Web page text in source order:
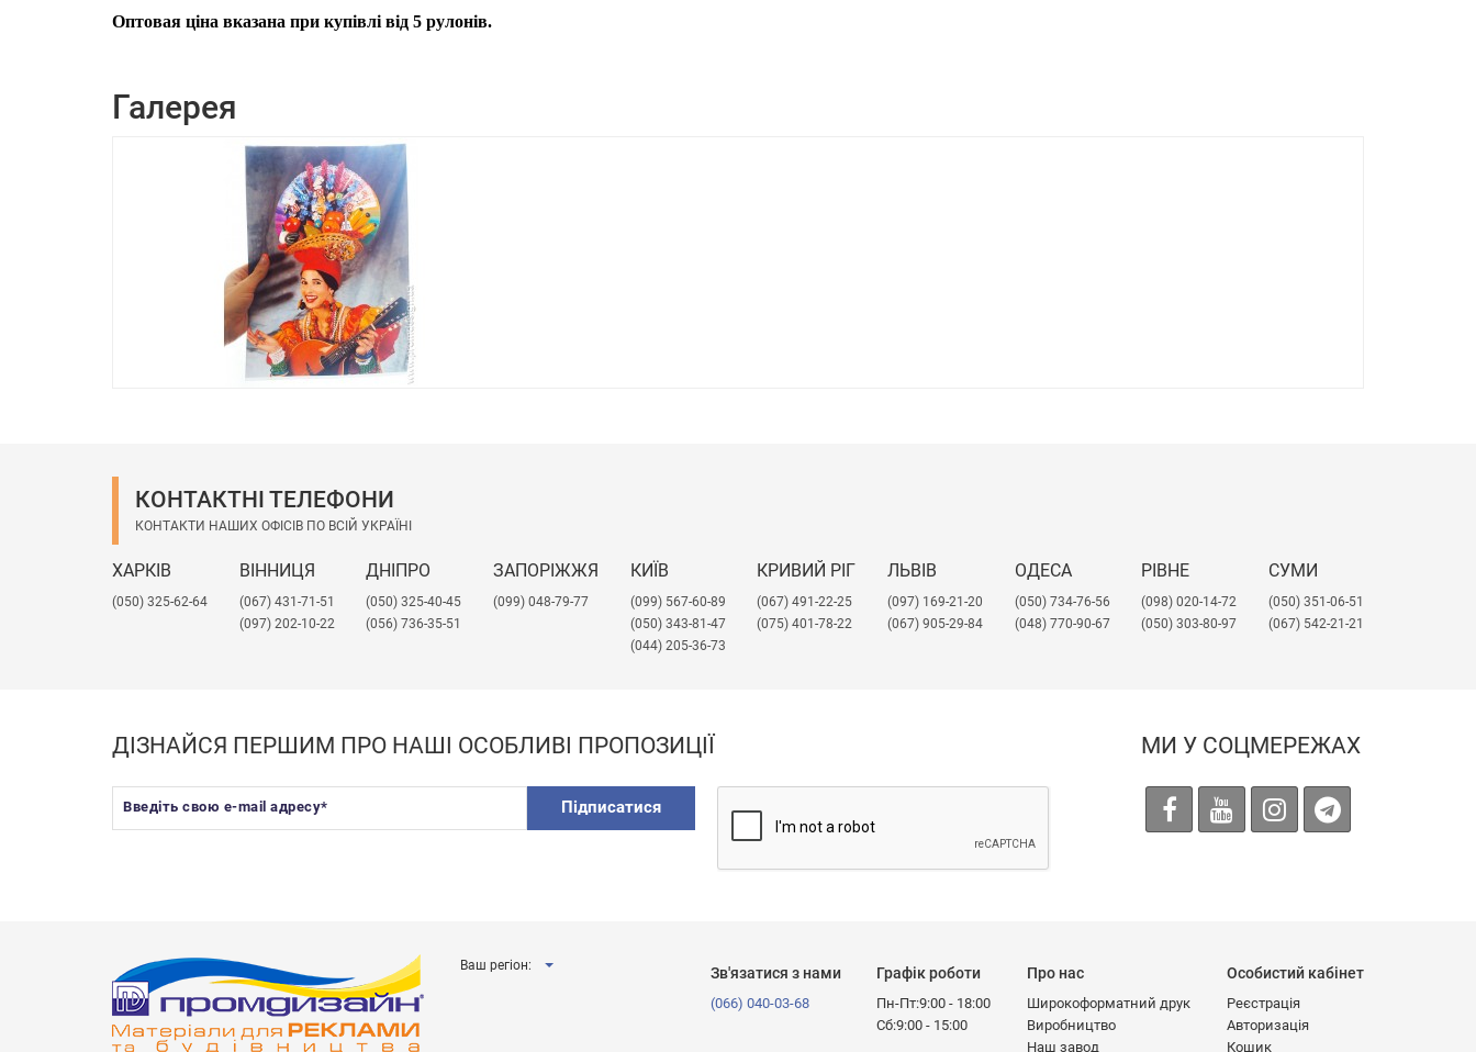
Оптовая ціна вказана при купівлі від 5 рулонів.
Галерея
КОНТАКТНІ ТЕЛЕФОНИ
КОНТАКТИ НАШИХ ОФІСІВ ПО ВСІЙ УКРАЇНІ
ХАРКІВ
(050) 325-62-64
ВІННИЦЯ
(067) 431-71-51
(097) 202-10-22
ДНІПРО
(050) 325-40-45
(056) 736-35-51
ЗАПОРІЖЖЯ
(099) 048-79-77
КИЇВ
(099) 567-60-89
(050) 343-81-47
(044) 205-36-73
КРИВИЙ РІГ
(067) 491-22-25
(075) 401-78-22
ЛЬВІВ
​(097) 169-21-20
(067) 905-29-84
ОДЕСА
(050) 734-76-56
(048) 770-90-67
РІВНЕ
(098) 020-14-72
(050) 303-80-97
СУМИ
(050) 351-06-51
(067) 542-21-21
ДІЗНАЙСЯ ПЕРШИМ ПРО НАШІ ОСОБЛИВІ ПРОПОЗИЦІЇ
Введіть свою e-mail адресу* Підписатися
МИ У СОЦМЕРЕЖАХ
Ваш регіон: Зв'язатися з нами
(066) 040-03-68
Графік роботи
Пн-Пт:9:00 - 18:00
Сб:9:00 - 15:00
Про нас
Широкоформатний друк
Виробництво
Наш завод
Особистий кабінет
Реєстрація
Авторизація
Кошик